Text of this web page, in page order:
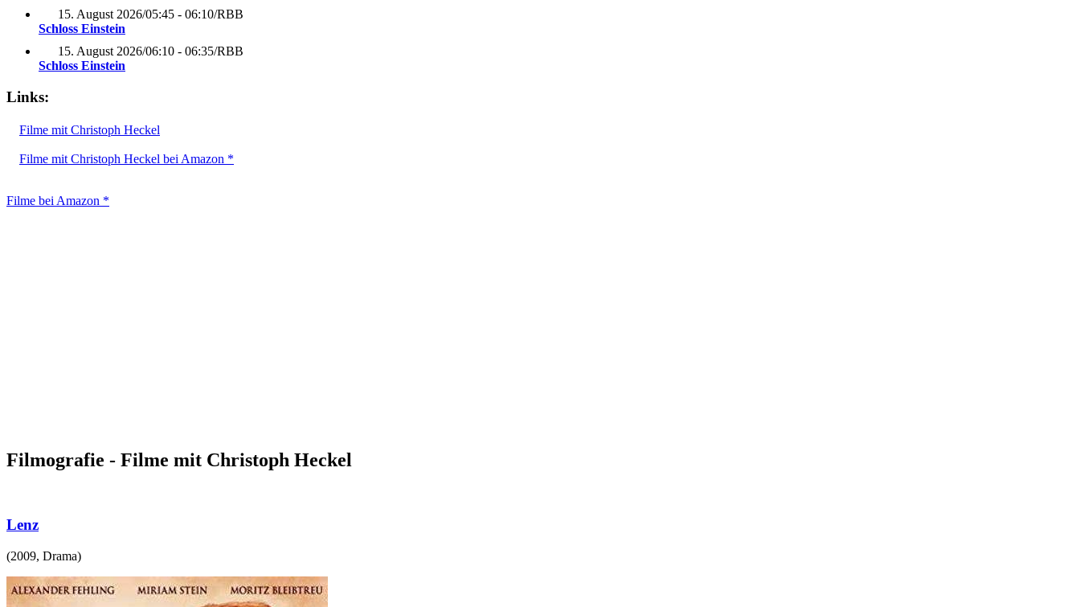
15. August 2026/05:45 - 06:10/RBB
Schloss Einstein
15. August 2026/06:10 - 06:35/RBB
Schloss Einstein
Links:
Filme mit Christoph Heckel
Filme mit Christoph Heckel bei Amazon *
Filme bei Amazon *
Filmografie - Filme mit Christoph Heckel
Lenz
(2009, Drama)